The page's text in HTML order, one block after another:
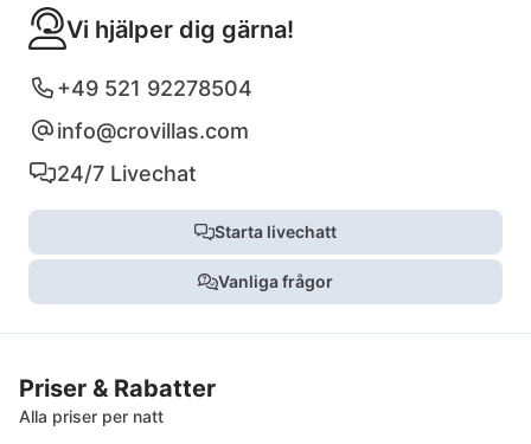
Vi hjälper dig gärna!
+49 521 92278504
info@crovillas.com
24/7 Livechat
Starta livechatt
Vanliga frågor
Priser & Rabatter
Alla priser per natt